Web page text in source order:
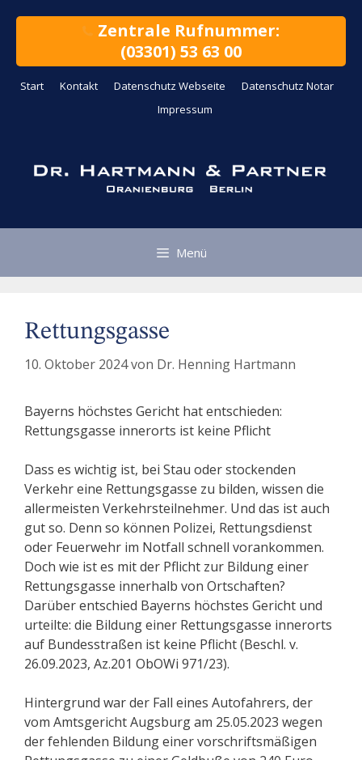
Zentrale Rufnummer:
(03301) 53 63 00
Start Kontakt Datenschutz Webseite
Datenschutz Notar
Impressum
Menü
Rettungsgasse
10. Oktober 2024von Dr. Henning Hartmann
Bayerns höchstes Gericht hat entschieden:
Rettungsgasse innerorts ist keine Pflicht
Dass es wichtig ist, bei Stau oder stockenden
Verkehr eine Rettungsgasse zu bilden, wissen die
allermeisten Verkehrsteilnehmer. Und das ist auch
gut so. Denn so können Polizei, Rettungsdienst
oder Feuerwehr im Notfall schnell vorankommen.
Doch wie ist es mit der Pflicht zur Bildung einer
Rettungsgasse innerhalb von Ortschaften?
Darüber entschied Bayerns höchstes Gericht und
urteilte: die Bildung einer Rettungsgasse innerorts
auf Bundesstraßen ist keine Pflicht (Beschl. v.
26.09.2023, Az.201 ObOWi 971/23).
Hintergrund war der Fall eines Autofahrers, der
vom Amtsgericht Augsburg am 25.05.2023 wegen
der fehlenden Bildung einer vorschriftsmäßigen